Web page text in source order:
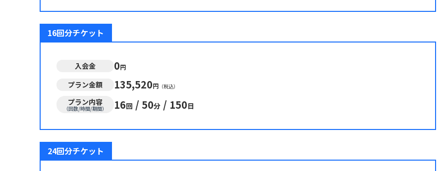
16回分チケット
入会金 0円
プラン金額 135,520円 （税込）
プラン内容
（回数/時間/期間） 16回 / 50分 / 150日
24回分チケット